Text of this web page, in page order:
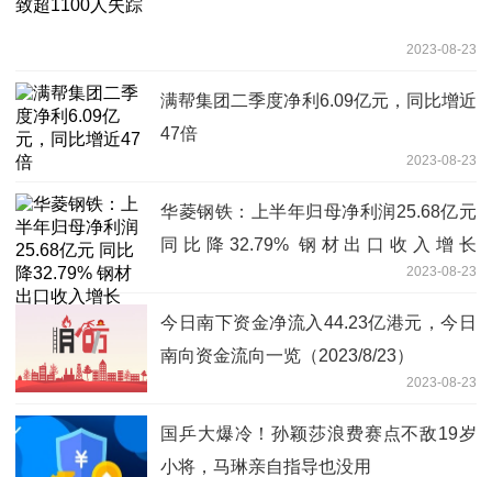
2023-08-23
满帮集团二季度净利6.09亿元，同比增近
47倍
2023-08-23
华菱钢铁：上半年归母净利润25.68亿元
同比降32.79% 钢材出口收入增长
2023-08-23
今日南下资金净流入44.23亿港元，今日
南向资金流向一览（2023/8/23）
2023-08-23
国乒大爆冷！孙颖莎浪费赛点不敌19岁
小将，马琳亲自指导也没用